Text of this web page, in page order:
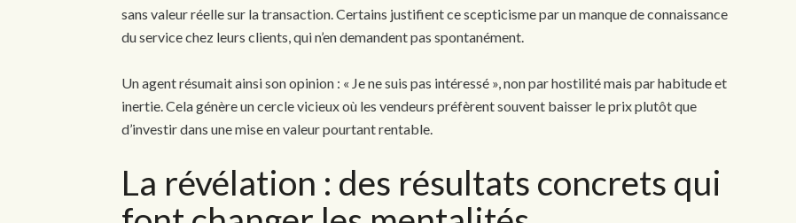
sans valeur réelle sur la transaction. Certains justifient ce scepticisme par un manque de connaissance
du service chez leurs clients, qui n’en demandent pas spontanément.
Un agent résumait ainsi son opinion : « Je ne suis pas intéressé », non par hostilité mais par habitude et
inertie. Cela génère un cercle vicieux où les vendeurs préfèrent souvent baisser le prix plutôt que
d’investir dans une mise en valeur pourtant rentable.
La révélation : des résultats concrets qui